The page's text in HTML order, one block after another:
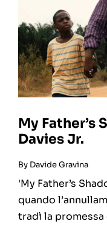
My Father’s
Davies Jr.
By Davide Gravina
'My Father’s
quando
tradì la